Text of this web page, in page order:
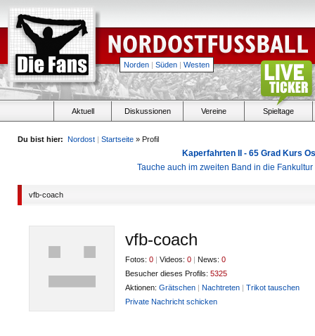
Norden | Süden | Westen
Aktuell Diskussionen Vereine Spieltage
Du bist hier: Nordost | Startseite » Profil
Kaperfahrten II - 65 Grad Kurs
Tauche auch im zweiten Band in die
vfb-coach
vfb-coach
Fotos: 0 | Videos: 0 | News: 0
Besucher dieses Profils: 5325
Aktionen: Grätschen | Nachtreten | Trikot tauschen
Private Nachricht schicken